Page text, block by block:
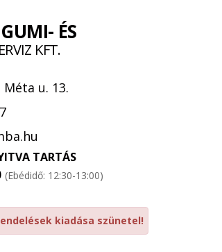
ÉS
KFT.
u. 13.
TARTÁS
(Ebédidő: 12:30-13:00)
kiadása szünetel!